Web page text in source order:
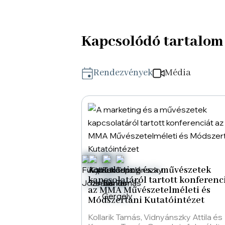
Kapcsolódó tartalom
Rendezvények Média
A marketing és a művészetek
kapcsolatáról tartott
az MMA Művészetelméleti és
Módszertani Kutatóintézet
Kollarik Tamás, Vidnyánszky Attila és